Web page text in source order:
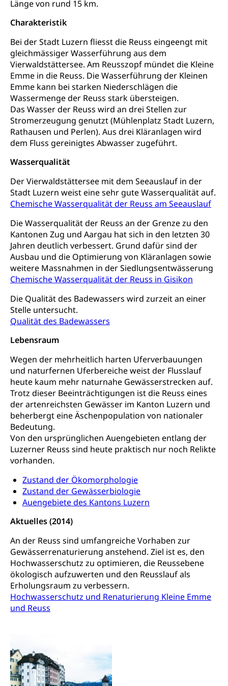
Länge von rund 15 km.
Charakteristik
Bei der Stadt Luzern fliesst die Reuss eingeengt mit
gleichmässiger Wasserführung aus dem
Vierwaldstättersee. Am Reusszopf mündet die Kleine
Emme in die Reuss. Die Wasserführung der Kleinen
Emme kann bei starken Niederschlägen die
Wassermenge der Reuss stark übersteigen.
Das Wasser der Reuss wird an drei Stellen zur
Stromerzeugung genutzt (Mühlenplatz Stadt Luzern,
Rathausen und Perlen). Aus drei Kläranlagen wird
dem Fluss gereinigtes Abwasser zugeführt.
Wasserqualität
Der Vierwaldstättersee mit dem Seeauslauf in der
Stadt Luzern weist eine sehr gute Wasserqualität auf.
Chemische Wasserqualität der Reuss am Seeauslauf
Die Wasserqualität der Reuss an der Grenze zu den
Kantonen Zug und Aargau hat sich in den letzten 30
Jahren deutlich verbessert. Grund dafür sind der
Ausbau und die Optimierung von Kläranlagen sowie
weitere Massnahmen in der Siedlungsentwässerung
Chemische Wasserqualität der Reuss in Gisikon
Die Qualität des Badewassers wird zurzeit an einer
Stelle untersucht.
Qualität des Badewassers
Lebensraum
Wegen der mehrheitlich harten Uferverbauungen
und naturfernen Uferbereiche weist der Flusslauf
heute kaum mehr naturnahe Gewässerstrecken auf.
Trotz dieser Beeinträchtigungen ist die Reuss eines
der artenreichsten Gewässer im Kanton Luzern und
beherbergt eine Äschenpopulation von nationaler
Bedeutung.
Von den ursprünglichen Auengebieten entlang der
Luzerner Reuss sind heute praktisch nur noch Relikte
vorhanden.
Zustand der Ökomorphologie
Zustand der Gewässerbiologie
Auengebiete des Kantons Luzern
Aktuelles (2014)
An der Reuss sind umfangreiche Vorhaben zur
Gewässerrenaturierung anstehend. Ziel ist es, den
Hochwasserschutz zu optimieren, die Reussebene
ökologisch aufzuwerten und den Reusslauf als
Erholungsraum zu verbessern.
Hochwasserschutz und Renaturierung Kleine Emme
und Reuss
Konsumentenschutz
Konsumentenrechte, Produktsicherheit,
Konsumentenorganisation, parallele Einfuhr,
regionale Erschöpfung, nationale Erschöpfung,
internationale Erschöpfung, Preisabsprache, Kartell,
Cassis-deDijon-Prinzip
Lebensmittelkontrolle und
Verbraucherschutz
Krankenversicherung
Unfallversicherung, Berufsunfallversicherung,
Krankheit, Unfall, Prämienverbilligung,
Krankenkasse
Obligatorische Krankenversicherung (WAS
Luzern)
sichere Lebensmittel, Lebensmittelkontrolle,
Lebensmittelhygiene, Produktesicherheit
Trinkwasser
Lebensmittel
Prävention
Gesundheitsvorsorge, Wellness, Unfallverhütung,
Suchtprävention, Alkoholprävention,
Tabakprävention, Primärprävention,
Sekundärprävention, Tertiärprävention
Darmkrebsvorsorge
Kantonales Tabakpräventionsprogramm
Gesundheitsförderung
Prävention (Polizei)
Gesundheitsversorgung
Soziale Sicherheit
Sozialversicherungen, Sozialpolitik,
Arbeitslosenversicherung,
Mutterschaftsversicherung, Krankenversicherung,
Unfallversicherung, Invalidenversicherung,
Sozialhilfe
(gruezi.lu.ch)
Krankenversicherung (WAS Luzern)
Existenzsicherung - Sozialhilfe
Soziales und Gesellschaft (Dienststelle)
Arbeitslosenversicherung (WAS Luzern)
Invalidenversicherung (WAS Luzern)
Soziale Sicherheit
Drogenabhängigkeit, Drogensucht,
Medikamentenabhängigkeit,
Arzneimittelabhängigkeit, Suchtkrankheit,
Drogenabhängige, Drogensüchtige,
Betäubungsmittel, Suchtmittel, Psychopharmaka
Drogen (Polizei)
Gesundheitsversorgung
Gesundheitsversorgung, Spital, Pflegeinitiative,
Ambulant vor stationär, AVOS, Patientendossier
Gesundheitsversorgung
AHV / IV
Altersrente, Invalidenrente, Witwenrente,
Sozialversicherung, Vorsorgeeinrichtung,
Säule, Hilflosenentschädigung,
Todesfallversicherung
Hilfslosenentschädigung (WAS Luzern)
AHV-Hinterlassenenrente (WAS Luzern)
AHV-Beiträge (WAS Luzern)
IV-Leistungen (WAS Luzern)
Behinderung
Körperbehinderung, körperliche Behinderung,
geistige Behinderung, psychische Behinderung,
Erwerbsunfähigkeit, Behinderte
Archive und Bibliotheken